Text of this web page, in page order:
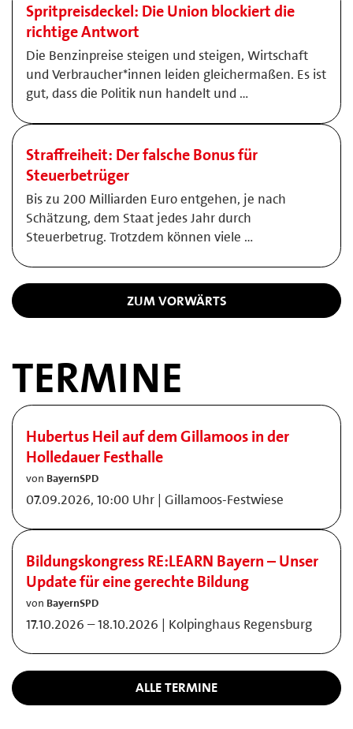
Spritpreisdeckel: Die Union blockiert die
richtige Antwort
Die Benzinpreise steigen und steigen, Wirtschaft
und Verbraucher*innen leiden gleichermaßen. Es ist
gut, dass die Politik nun handelt und …
Straffreiheit: Der falsche Bonus für
Steuerbetrüger
Bis zu 200 Milliarden Euro entgehen, je nach
Schätzung, dem Staat jedes Jahr durch
Steuerbetrug. Trotzdem können viele …
ZUM VORWÄRTS
TERMINE
Hubertus Heil auf dem Gillamoos in der
Holledauer Festhalle
von BayernSPD
07.09.2026, 10:00 Uhr | Gillamoos-Festwiese
Bildungskongress RE:LEARN Bayern – Unser
Update für eine gerechte Bildung
von BayernSPD
17.10.2026 – 18.10.2026 | Kolpinghaus Regensburg
ALLE TERMINE